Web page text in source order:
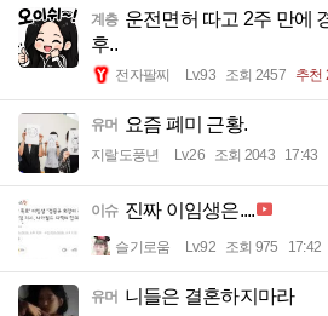
계층 운전면허 따고 2주 만에
후..
전자팔찌 Lv.93 조회 2457 추천
유머 요즘 폐미 근황.
지랄도풍년 Lv.26 조회 2043 17:43
이슈 진짜 이임생은....
슬기로움 Lv.92 조회 975 17:42
유머 니들은 결혼하지마라